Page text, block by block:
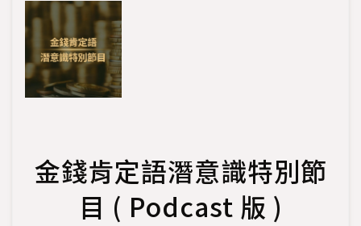
受訪・客座足跡｜Footprint
耳朵裡的微光貓｜Podcast
課程總覽｜Courses
微光選品｜Selection
金錢肯定語潛意識特別節
目 ( Podcast 版 )